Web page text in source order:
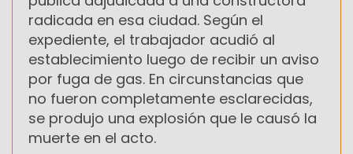
radicada en esa ciudad. Según el
expediente, el trabajador acudió al
establecimiento luego de recibir un aviso
por fuga de gas. En circunstancias que
no fueron completamente esclarecidas,
se produjo una explosión que le causó la
muerte en el acto.